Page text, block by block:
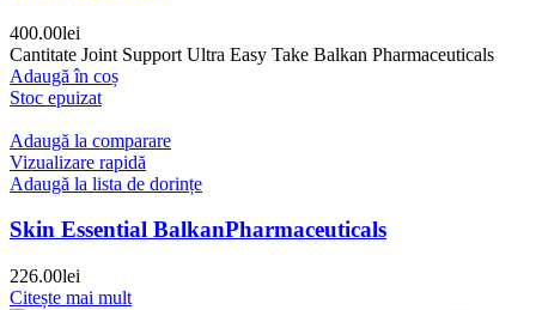
400.00lei
Cantitate Joint Support Ultra Easy Take Balkan Pharmaceuticals
Adaugă în coș
Stoc epuizat
Adaugă la comparare
Vizualizare rapidă
Adaugă la lista de dorințe
Skin Essential BalkanPharmaceuticals
226.00lei
Citește mai mult